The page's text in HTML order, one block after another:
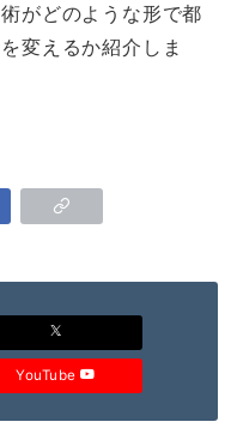
がどのような形で都
変えるか紹介しま
YouTube